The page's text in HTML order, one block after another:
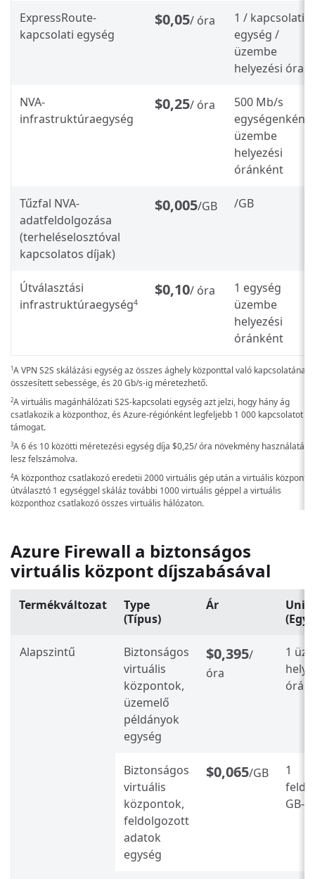
ExpressRoute-
kapcsolati egység
$0,05/ óra
1 / kapcsolati
egység /
üzembe
helyezési óra
NVA-
infrastruktúraegység
$0,25/ óra
500 Mb/s
egységenként,
üzembe
helyezési
óránként
Tűzfal NVA-
adatfeldolgozása
(terheléselosztóval
kapcsolatos díjak)
$0,005/GB /GB
Útválasztási
infrastruktúraegység4
$0,10/ óra
1 egység
üzembe
helyezési
óránként
1 A VPN S2S skálázási egység az összes ághely központtal való kapcsolatának
összesített sebessége, és 20 Gb/s-ig méretezhető.
2A virtuális magánhálózati S2S-kapcsolati egység azt jelzi, hogy hány ág
csatlakozik a központhoz, és Azure-régiónként legfeljebb 1 000 kapcsolatot
támogat.
3A 6 és 10 közötti méretezési egység díja $0,25/ óra növekmény használatával
lesz felszámolva.
4A központhoz csatlakozó eredetii 2000 virtuális gép után a virtuális központi
útválasztó 1 egységgel skáláz további 1000 virtuális géppel a virtuális
központhoz csatlakozó összes virtuális hálózaton.
Azure Firewall a biztonságos
virtuális központ díjszabásával
Termékváltozat
Type
(Típus)
Ár
Unit
Alapszintű
Biztonságos
virtuális
központok,
üzemelő
példányok
egység
$0,395/
óra
1
Biztonságos
virtuális
központok,
feldolgozott
adatok
egység
$0,065/GB
1
GB-